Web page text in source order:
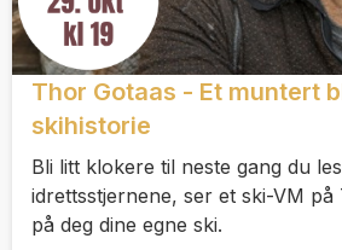
Thor Gotaas - Et muntert
skihistorie
Bli litt klokere til neste gang du
idrettsstjernene, ser et ski-VM
på deg dine egne ski.